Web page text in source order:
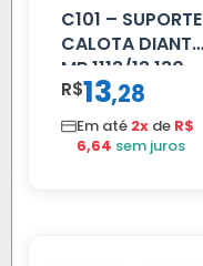
C101 – SUPORTE
CALOTA DIANT
MB 1113/13.130
R$13,28
Em até 2x de R$
6,64 sem juros